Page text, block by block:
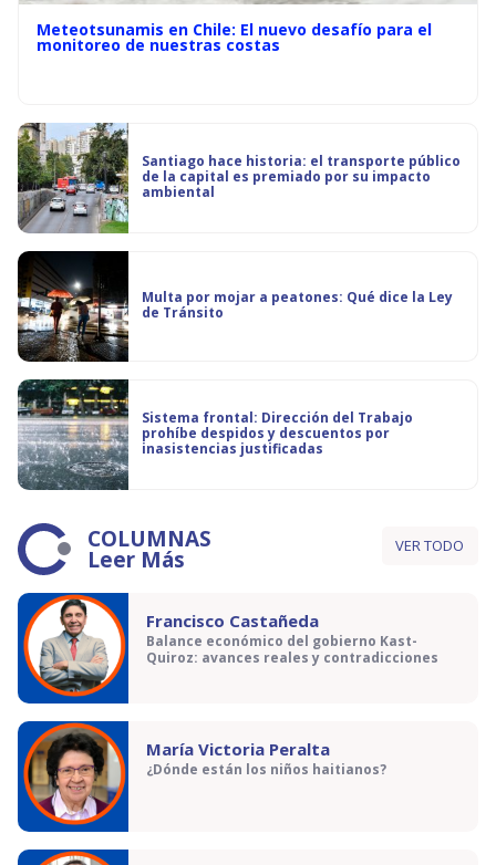
Meteotsunamis en Chile: El nuevo desafío para el
monitoreo de nuestras costas
Santiago hace historia: el transporte público
de la capital es premiado por su impacto
ambiental
Multa por mojar a peatones: Qué dice la Ley
de Tránsito
Sistema frontal: Dirección del Trabajo
prohíbe despidos y descuentos por
inasistencias justificadas
COLUMNAS
Leer Más VER TODO
Francisco Castañeda
Balance económico del gobierno Kast-
Quiroz: avances reales y contradicciones
María Victoria Peralta
¿Dónde están los niños haitianos?